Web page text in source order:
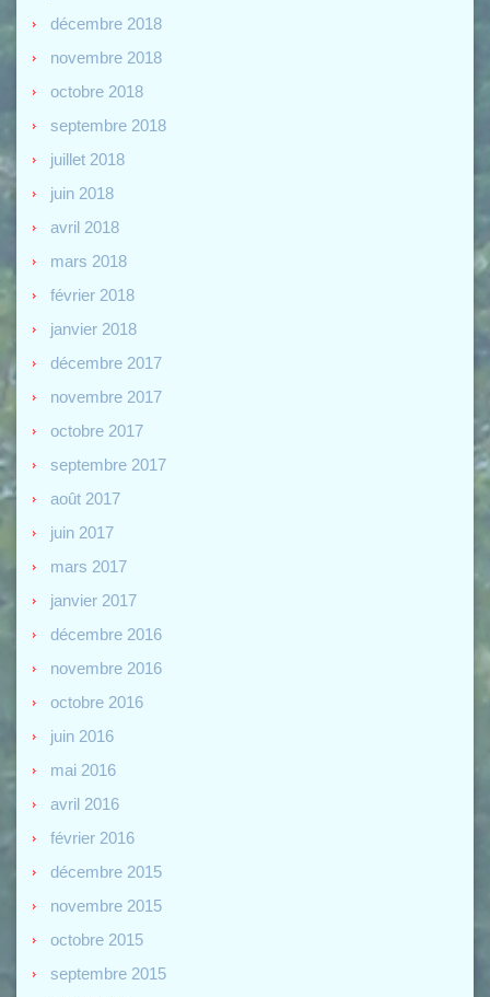
décembre 2018
novembre 2018
octobre 2018
septembre 2018
juillet 2018
juin 2018
avril 2018
mars 2018
février 2018
janvier 2018
décembre 2017
novembre 2017
octobre 2017
septembre 2017
août 2017
juin 2017
mars 2017
janvier 2017
décembre 2016
novembre 2016
octobre 2016
juin 2016
mai 2016
avril 2016
février 2016
décembre 2015
novembre 2015
octobre 2015
septembre 2015